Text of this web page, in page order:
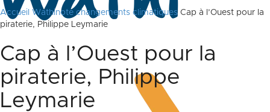
Accueil Wathinote changements climatiques Cap à l’Ouest pour la
piraterie, Philippe Leymarie
Cap à l’Ouest pour la
piraterie, Philippe
Leymarie